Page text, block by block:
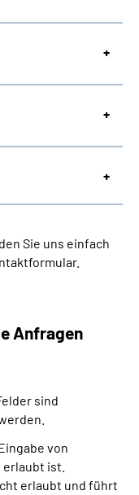
Sie uns einfach
Anfragen
sind
von
ist.
erlaubt und führt